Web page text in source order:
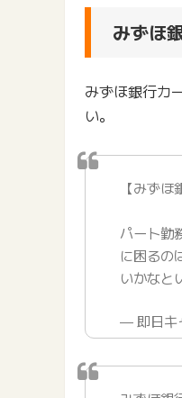
みずほ
みずほ銀行カ
い。
【みず
パート勤
に困るの
いかなと
— 即日キ